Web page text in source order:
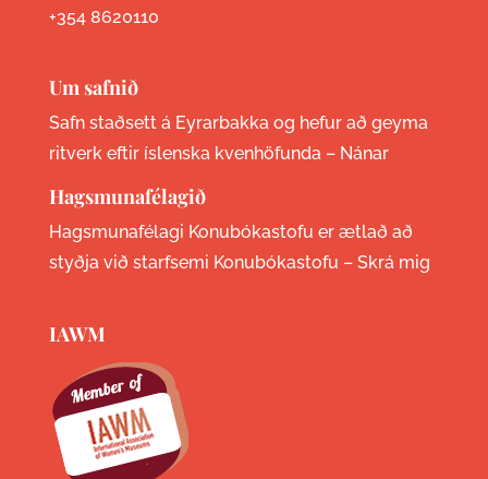
+354 8620110
Um safnið
Safn staðsett á Eyrarbakka og hefur að geyma
ritverk eftir íslenska kvenhöfunda – Nánar
Hagsmunafélagið
Hagsmunafélagi Konubókastofu er ætlað að
styðja við starfsemi Konubókastofu – Skrá mig
IAWM